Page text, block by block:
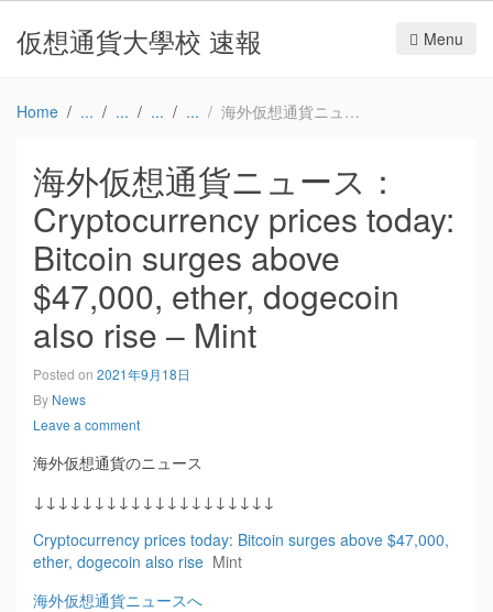
仮想通貨大學校 速報 Menu
Home 海外仮想通貨ニュース：Cryptocurrency prices today: Bitcoin surges above $47,000, ether, dogecoin also rise – Mint
海外仮想通貨ニュース：
Cryptocurrency prices today:
Bitcoin surges above
$47,000, ether, dogecoin
also rise – Mint
Posted on 2021年9月18日
By News
Leave a comment
海外仮想通貨のニュース
↓↓↓↓↓↓↓↓↓↓↓↓↓↓↓↓↓↓↓↓
Cryptocurrency prices today: Bitcoin surges above $47,000,
ether, dogecoin also rise Mint
海外仮想通貨ニュースへ